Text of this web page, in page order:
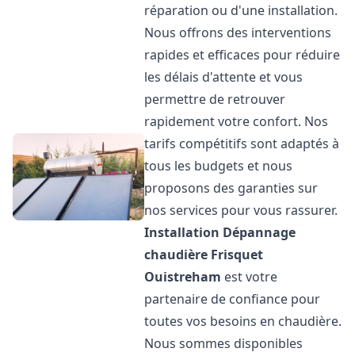
réparation ou d'une installation.
Nous offrons des interventions
rapides et efficaces pour réduire
les délais d'attente et vous
permettre de retrouver
rapidement votre confort. Nos
tarifs compétitifs sont adaptés à
tous les budgets et nous
proposons des garanties sur
nos services pour vous rassurer.
Installation Dépannage
chaudière Frisquet
Ouistreham est votre
partenaire de confiance pour
toutes vos besoins en chaudière.
Nous sommes disponibles